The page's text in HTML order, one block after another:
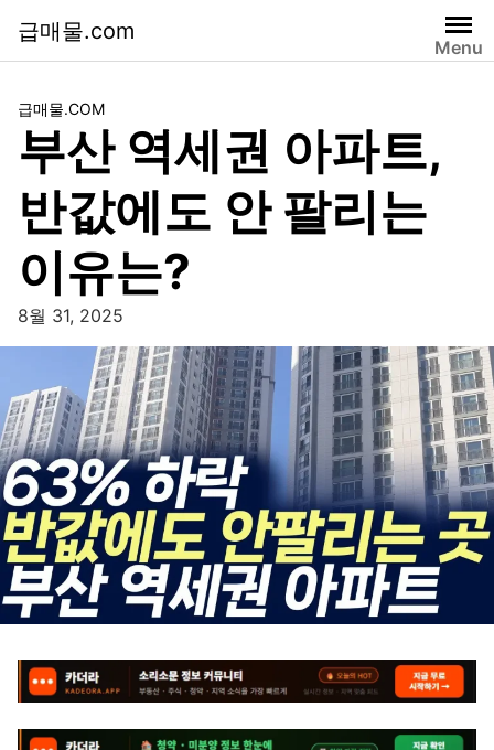
급매물.com
Menu
급매물.COM
부산 역세권 아파트,
반값에도 안 팔리는
이유는?
8월 31, 2025